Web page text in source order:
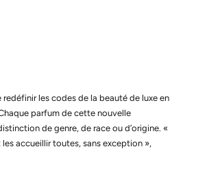
les codes de la beauté de luxe en
parfum de cette nouvelle
de genre, de race ou d’origine. «
accueillir toutes, sans exception »,